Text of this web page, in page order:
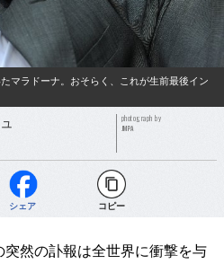
マラドーナ。おそらく、これが生前最後イン
photograph by
JMPA
シェア コピー
然の訃報は全世界に衝撃を与